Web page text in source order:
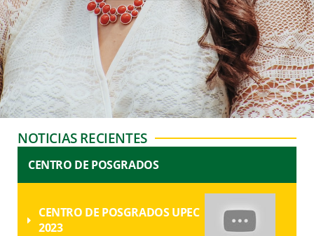
NOTICIAS RECIENTES
CENTRO DE POSGRADOS
CENTRO DE POSGRADOS UPEC
2023